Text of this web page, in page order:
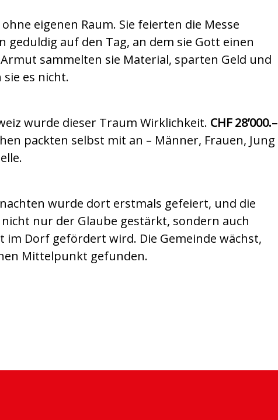
eigenen Raum. Sie feierten die Messe
geduldig auf den Tag, an dem sie Gott einen
sammelten sie Material, sparten Geld und
es nicht.
wurde dieser Traum Wirklichkeit. CHF 28’000.–
packten selbst mit an – Männer, Frauen, Jung
wurde dort erstmals gefeiert, und die
nur der Glaube gestärkt, sondern auch
im Dorf gefördert wird. Die Gemeinde wächst,
Mittelpunkt gefunden.